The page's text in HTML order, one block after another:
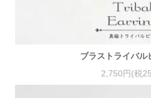
ブラストライバル
2,750円(税